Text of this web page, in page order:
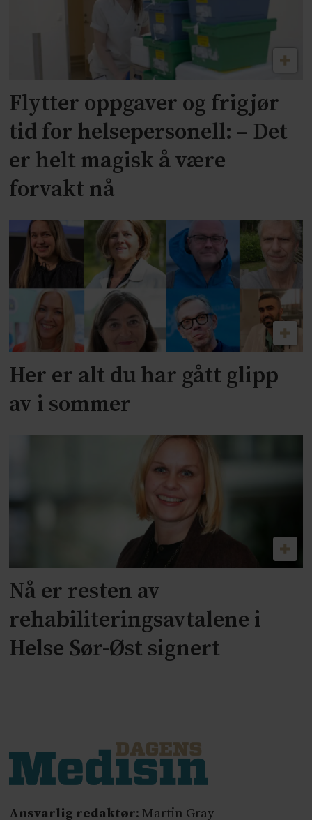
Flytter oppgaver og frigjør
tid for helsepersonell: – Det
er helt magisk å være
forvakt nå
Her er alt du har gått glipp
av i sommer
Nå er resten av
rehabiliteringsavtalene i
Helse Sør-Øst signert
Ansvarlig redaktør: Martin Gray